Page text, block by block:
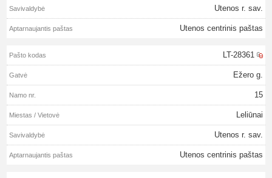
Utenos r. sav.
Utenos centrinis paštas
LT-28361
Ežero g.
15
Leliūnai
Utenos r. sav.
Utenos centrinis paštas